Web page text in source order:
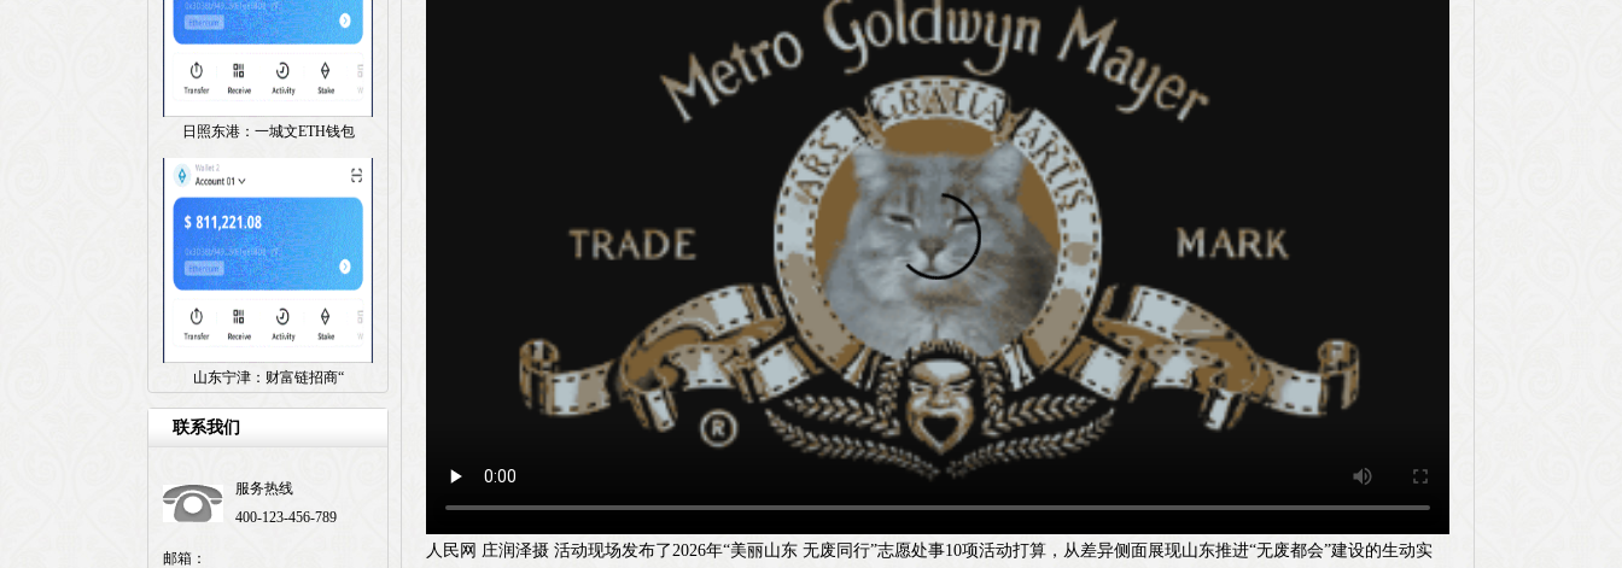
日照东港：一城文ETH钱包
山东宁津：财富链招商“
联系我们
服务热线
400-123-456-789
邮箱：
人民网 庄润泽摄 活动现场发布了2026年“美丽山东 无废同行”志愿处事10项活动打算，从差异侧面展现山东推进“无废都会”建设的生动实